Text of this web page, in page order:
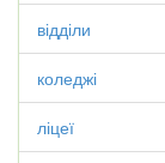
відділи
коледжі
ліцеї